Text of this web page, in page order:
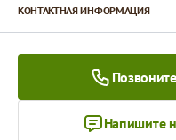
КОНТАКТНАЯ ИНФОРМАЦИЯ
Напишите